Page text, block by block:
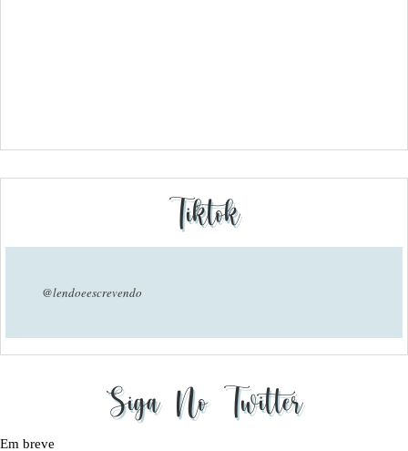
Tiktok
@lendoeescrevendo
Siga No Twitter
Em breve